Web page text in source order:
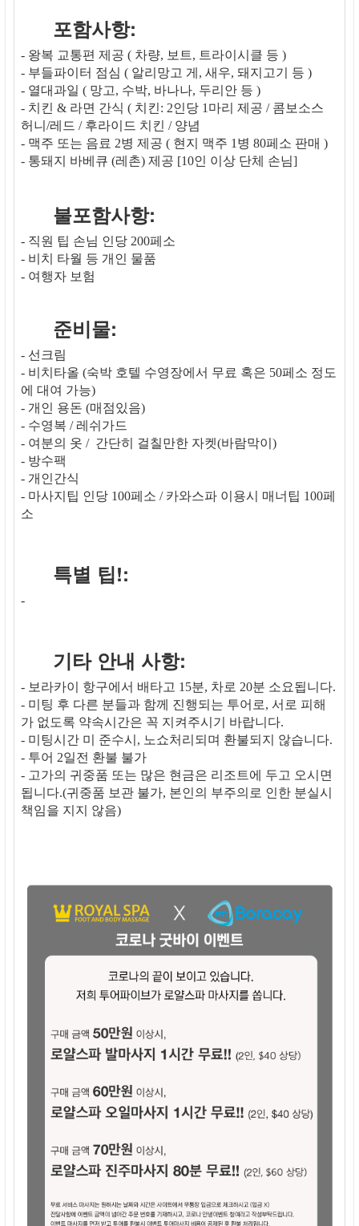
포함사항:
- 왕복 교통편 제공 ( 차량, 보트, 트라이시클 등 )
- 부들파이터 점심 ( 알리망고 게, 새우, 돼지고기 등 )
- 열대과일 ( 망고, 수박, 바나나, 두리안 등 )
- 치킨 & 라면 간식 ( 치킨: 2인당 1마리 제공 / 콤보소스
허니/레드 / 후라이드 치킨 / 양념
- 맥주 또는 음료 2병 제공 ( 현지 맥주 1병 80페소 판매 )
- 통돼지 바베큐 (레촌) 제공 [10인 이상 단체 손님]
불포함사항:
- 직원 팁 손님 인당 200페소
- 비치 타월 등 개인 물품
- 여행자 보험
준비물:
- 선크림
- 비치타올 (숙박 호텔 수영장에서 무료 혹은 50페소 정도
에 대여 가능)
- 개인 용돈 (매점있음)
- 수영복 / 레쉬가드
- 여분의 옷 / 간단히 걸칠만한 자켓(바람막이)
- 방수팩
- 개인간식
- 마사지팁 인당 100페소 / 카와스파 이용시 매너팁 100페
소
특별 팁!:
-
기타 안내 사항:
- 보라카이 항구에서 배타고 15분, 차로 20분 소요됩니다.
- 미팅 후 다른 분들과 함께 진행되는 투어로, 서로 피해
가 없도록 약속시간은 꼭 지켜주시기 바랍니다.
- 미팅시간 미 준수시, 노쇼처리되며 환불되지 않습니다.
- 투어 2일전 환불 불가
- 고가의 귀중품 또는 많은 현금은 리조트에 두고 오시면
됩니다.(귀중품 보관 불가, 본인의 부주의로 인한 분실시
책임을 지지 않음)